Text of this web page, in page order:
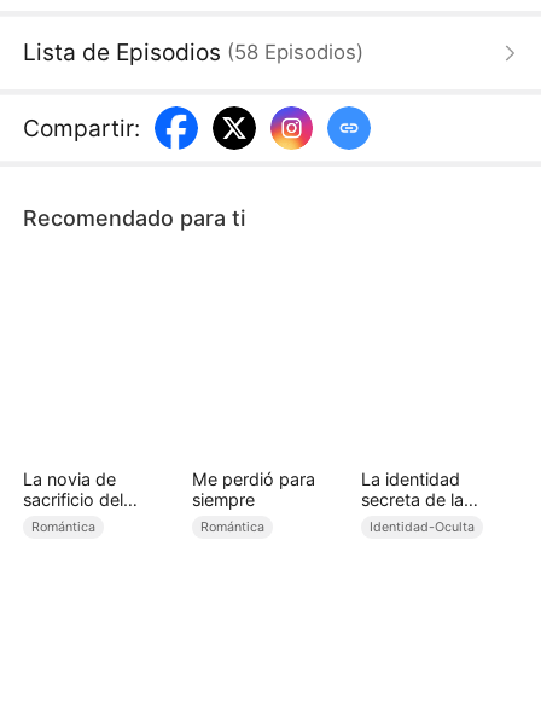
loba marginada se convierte en la reina de la
Lista de Episodios (58 Episodios)
Compartir:
Recomendado para ti
La novia de
sacrificio del
príncipe alfa
Romántica
Me perdió para
siempre
Romántica
La identidad
secreta de la
omega rechazada
Identidad-Oculta